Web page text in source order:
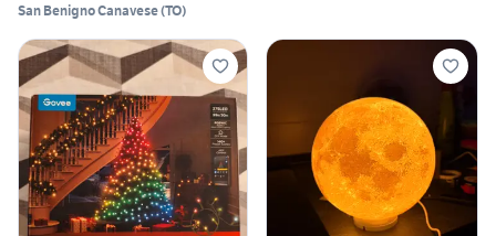
San Benigno Canavese(TO)